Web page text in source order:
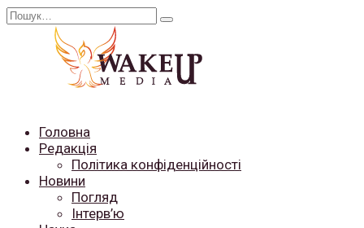
Перейти
Search
Головна
Редакція
Політика конфіденційності
Новини
Погляд
Інтерв’ю